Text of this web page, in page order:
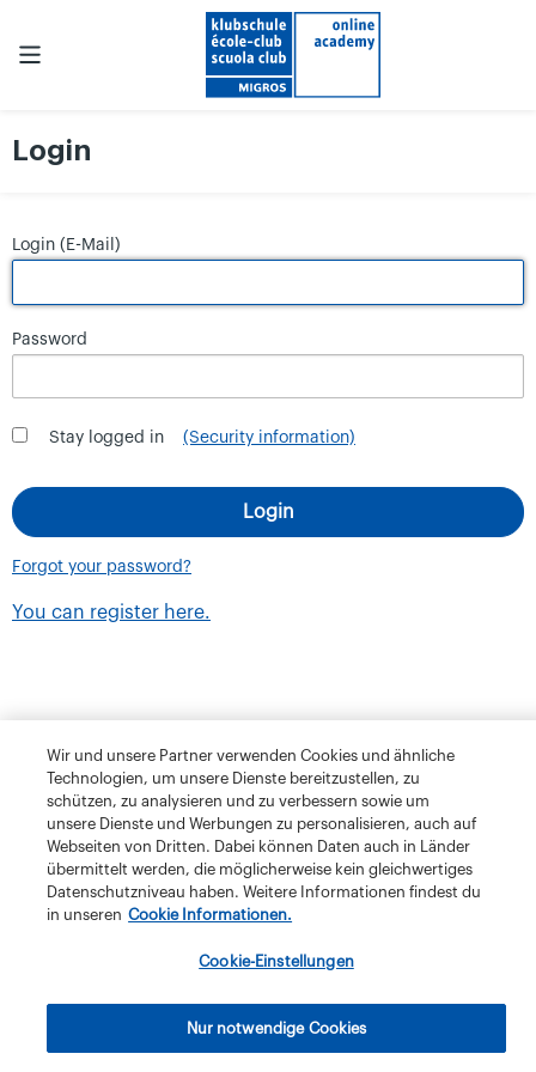
Login
Login (E-Mail)
Password
Stay logged in (Security information)
Forgot your password?
You can register here.
Privacy Policy
The Migros Group Legal Notice
Wir und unsere Partner verwenden Cookies und ähnliche
Technologien, um unsere Dienste bereitzustellen, zu
schützen, zu analysieren und zu verbessern sowie um
unsere Dienste und Werbungen zu personalisieren, auch auf
Webseiten von Dritten. Dabei können Daten auch in Länder
übermittelt werden, die möglicherweise kein gleichwertiges
Datenschutzniveau haben. Weitere Informationen findest du
in unseren Cookie Informationen.
Cookie-Einstellungen
Nur notwendige Cookies